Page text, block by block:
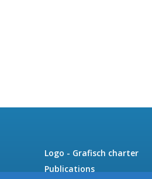
Logo - Grafisch charter
Publications